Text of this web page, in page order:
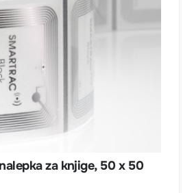
nalepka za knjige, 50 x 50